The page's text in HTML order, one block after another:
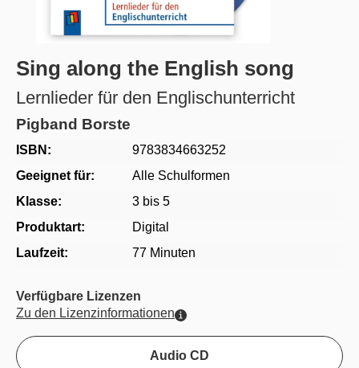
Sing along the English song
Lernlieder für den Englischunterricht
Pigband Borste
ISBN:
9783834663252
Geeignet für:
Alle Schulformen
Klasse:
3 bis 5
Produktart:
Digital
Laufzeit:
77 Minuten
Verfügbare Lizenzen
Zu den Lizenzinformationen
Audio CD